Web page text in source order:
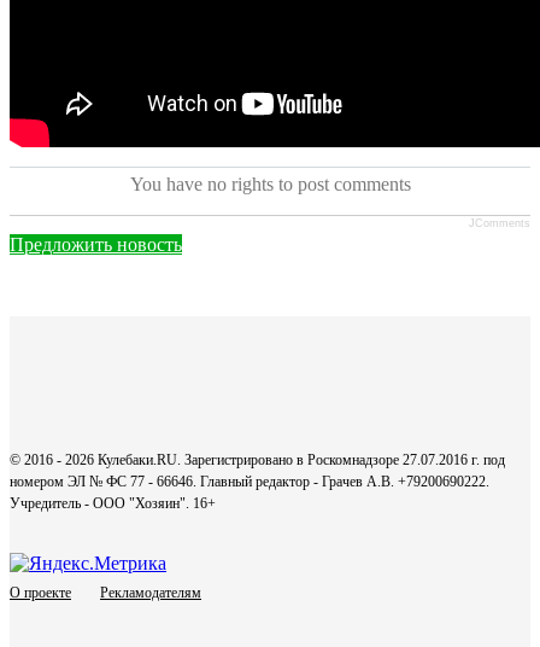
You have no rights to post comments
JComments
Предложить новость
© 2016 - 2026 Кулебаки.RU. Зарегистрировано в Роскомнадзоре 27.07.2016 г. под
номером ЭЛ № ФС 77 - 66646. Главный редактор - Грачев А.В. +79200690222.
Учредитель - ООО "Хозяин". 16+
О проекте Рекламодателям